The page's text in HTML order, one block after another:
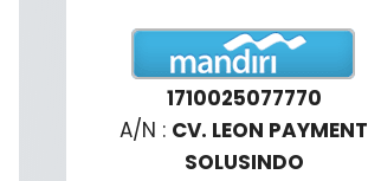
1710025077770
A/N : CV. LEON PAYMENT
SOLUSINDO